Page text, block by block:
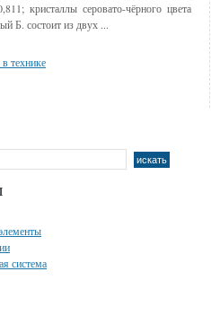
кристаллы серовато-чёрного цвета
Б. состоит из двух ...
технике
система